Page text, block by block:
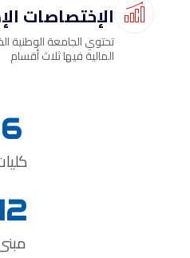
الإختصاصات
تحتوي الجامعة الوطنية
المالية فيها ثلاث أقسام
6